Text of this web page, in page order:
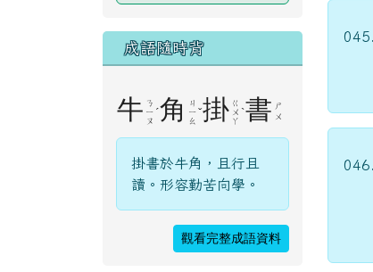
成語隨時背
牛 ㄋ
ㄧ
ㄡ
ˊ角
ㄐ
ㄧ
ㄠ
ˇ掛 ㄍ
ㄨ
ㄚ
ˋ書 ㄕ
ㄨ
掛書於牛角，且行且
讀。形容勤苦向學。
觀看完整成語資料
045.
046.